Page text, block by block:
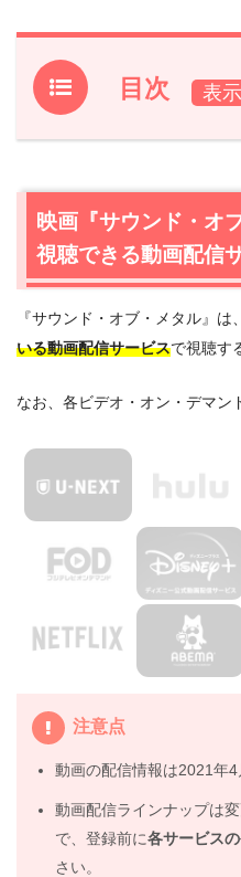
目次
1.映画『サウンド・オブ
ル』のフル動画が無料視
2. 映画『サウンド・オブ
2.3
2.4 映画『サウンド・オ
3.1
『続·ボラット 栄光
のアメリカ貢ぎ物計画』
3.2『ヴェノム』（2018年
3.3 『ローグ・ワン/スタ
（2016年）
4.
映画『サウンド・オブ
やPandoraではなく、配
5. 映画『サウンド・オブ
映画『サウンド・オ
視聴できる動画配信
『サウンド・オブ・メタル』は
いる動画配信サービスで視聴す
なお、各ビデオ・オン・デマン
注意点
動画の配信情報は2021年4
動画配信ラインナップは
で、登録前に各サービス
さい。